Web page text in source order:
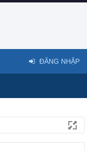
ĐĂNG NHẬP